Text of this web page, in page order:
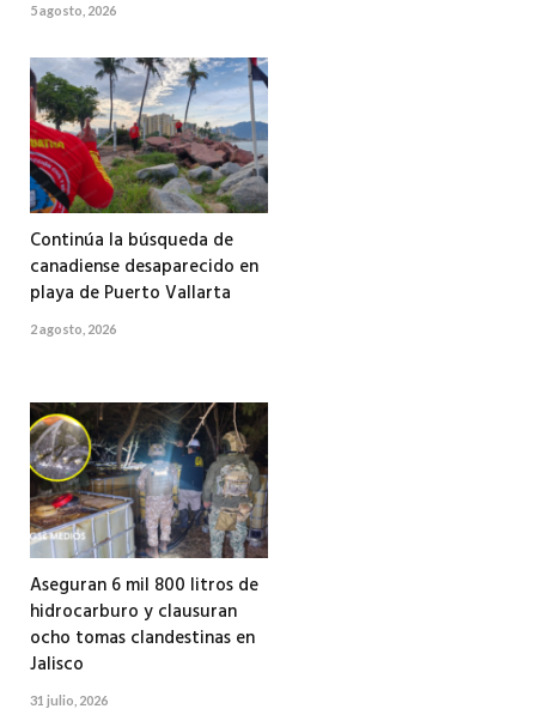
5 agosto, 2026
Continúa la búsqueda de
canadiense desaparecido en
playa de Puerto Vallarta
2 agosto, 2026
Aseguran 6 mil 800 litros de
hidrocarburo y clausuran
ocho tomas clandestinas en
Jalisco
31 julio, 2026